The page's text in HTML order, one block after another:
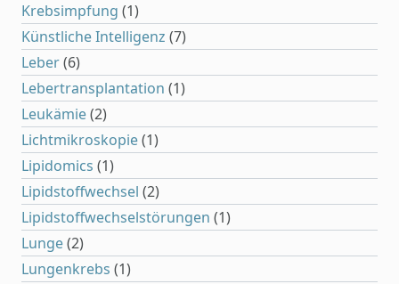
Krebsimpfung (1)
Künstliche Intelligenz (7)
Leber(6)
Lebertransplantation (1)
Leukämie(2)
Lichtmikroskopie(1)
Lipidomics (1)
Lipidstoffwechsel (2)
Lipidstoffwechselstörungen (1)
Lunge(2)
Lungenkrebs (1)